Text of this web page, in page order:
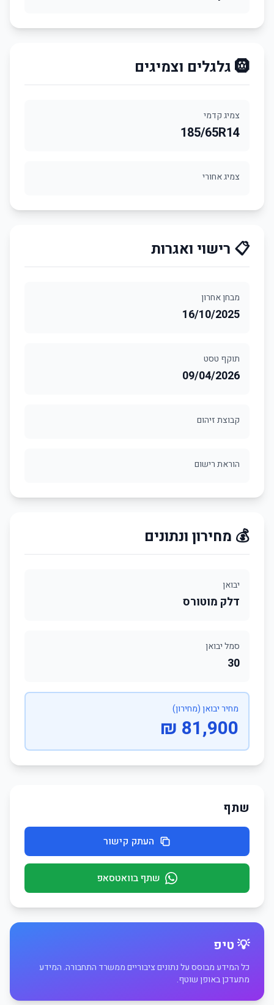
🛞 גלגלים וצמיגים
צמיג קדמי
185/65R14
צמיג אחורי
📋 רישוי ואגרות
מבחן אחרון
16/10/2025
תוקף טסט
09/04/2026
קבוצת זיהום
הוראת רישום
💰 מחירון ונתונים
יבואן
דלק מוטורס
סמל יבואן
30
מחיר יבואן (מחירון)
81,900 ₪
שתף
העתק קישור
שתף בוואטסאפ
💡 טיפ
כל המידע מבוסס על נתונים ציבוריים ממשרד התחבורה. המידע
מתעדכן באופן שוטף.